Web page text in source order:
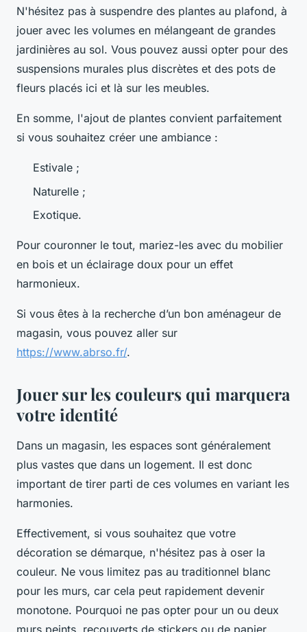
N'hésitez pas à suspendre des plantes au plafond, à
jouer avec les volumes en mélangeant de grandes
jardinières au sol. Vous pouvez aussi opter pour des
suspensions murales plus discrètes et des pots de
fleurs placés ici et là sur les meubles.
En somme, l'ajout de plantes convient parfaitement
si vous souhaitez créer une ambiance :
Estivale ;
Naturelle ;
Exotique.
Pour couronner le tout, mariez-les avec du mobilier
en bois et un éclairage doux pour un effet
harmonieux.
Si vous êtes à la recherche d’un bon aménageur de
magasin, vous pouvez aller sur
https://www.abrso.fr/.
Jouer sur les couleurs qui marquera
votre identité
Dans un magasin, les espaces sont généralement
plus vastes que dans un logement. Il est donc
important de tirer parti de ces volumes en variant les
harmonies.
Effectivement, si vous souhaitez que votre
décoration se démarque, n'hésitez pas à oser la
couleur. Ne vous limitez pas au traditionnel blanc
pour les murs, car cela peut rapidement devenir
monotone. Pourquoi ne pas opter pour un ou deux